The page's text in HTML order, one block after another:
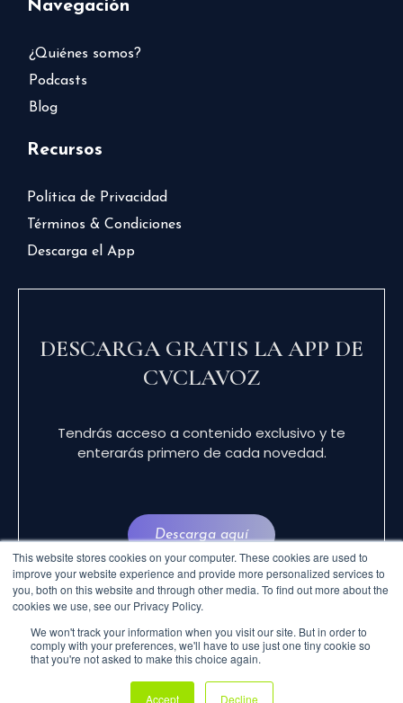
This website stores cookies on your computer. These cookies are used to
improve your website experience and provide more personalized services to
you, both on this website and through other media. To find out more about the
cookies we use, see our Privacy Policy.
We won't track your information when you visit our site. But in order to
comply with your preferences, we'll have to use just one tiny cookie so
that you're not asked to make this choice again.
Accept Decline
Navegación
¿Quiénes somos?
Podcasts
Blog
Recursos
Política de Privacidad
Términos & Condiciones
Descarga el App
DESCARGA GRATIS LA APP DE
CVCLAVOZ
Tendrás acceso a contenido exclusivo y te
enterarás primero de cada novedad.
Descarga aquí
© 2024 CVCLAVOZ . TODOS LOS DERECHOS